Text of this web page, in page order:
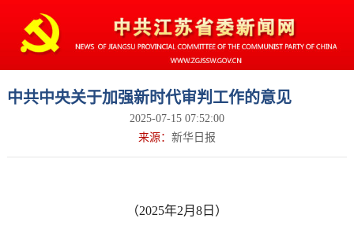
中共中央关于加强新时代审判工作的意见
2025-07-15 07:52:00
来源： 新华日报
（2025年2月8日）